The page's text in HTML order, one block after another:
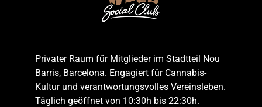
Privater Raum für Mitglieder im Stadtteil Nou
Barris, Barcelona. Engagiert für Cannabis-
Kultur und verantwortungsvolles Vereinsleben.
Täglich geöffnet von 10:30h bis 22:30h.